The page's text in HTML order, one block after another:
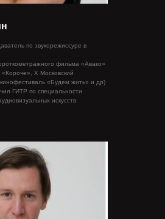
по звукорежиссуре в
фильма «Авако»
X Московский
«Будем жить» и др)
ГИТР по специальности
искусств.